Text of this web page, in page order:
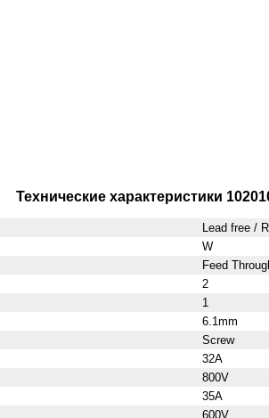
Технические характеристики
Lead free /
W
Feed
2
1
6.1mm
Screw
32A
800V
35A
600V